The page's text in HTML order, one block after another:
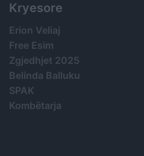
Kryesore
Erion Veliaj
Free Esim
Zgjedhjet 2025
Belinda Balluku
SPAK
Kombëtarja